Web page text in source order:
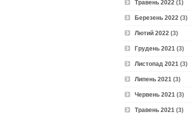
Травень 2022 (1)
Березень 2022 (3)
Лютий 2022 (3)
Грудень 2021 (3)
Листопад 2021 (3)
Липень 2021 (3)
Червень 2021 (3)
Травень 2021 (3)